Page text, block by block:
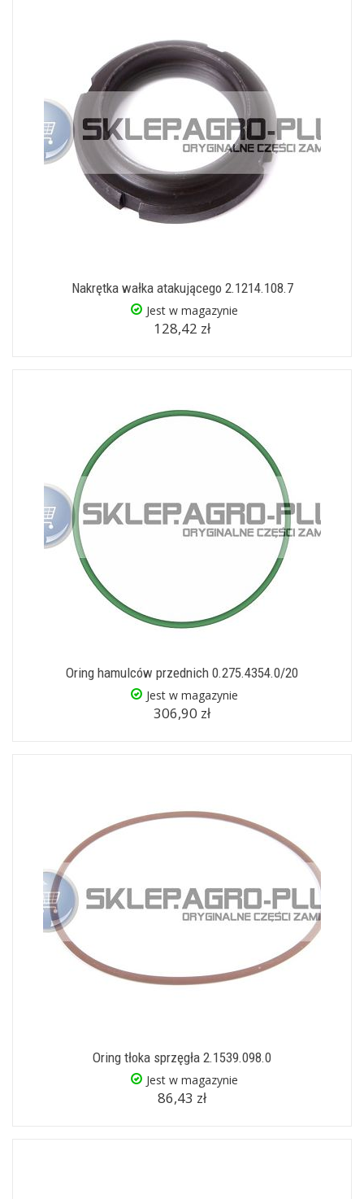
Nakrętka wałka atakującego 2.1214.108.7
Jest w magazynie
128,42 zł
Oring hamulców przednich 0.275.4354.0/20
Jest w magazynie
306,90 zł
Oring tłoka sprzęgła 2.1539.098.0
Jest w magazynie
86,43 zł